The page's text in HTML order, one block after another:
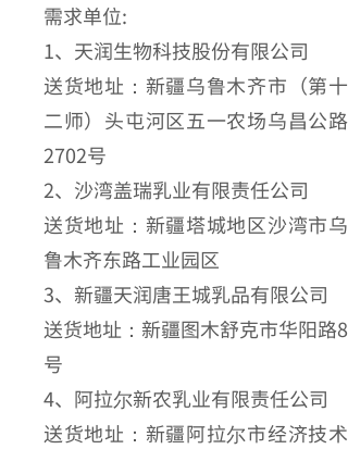
需求单位:
1、天润生物科技股份有限公司
送货地址：新疆乌鲁木齐市（第十
二师）头屯河区五一农场乌昌公路
2702号
2、沙湾盖瑞乳业有限责任公司
送货地址：新疆塔城地区沙湾市乌
鲁木齐东路工业园区
3、新疆天润唐王城乳品有限公司
送货地址：新疆图木舒克市华阳路8
号
4、阿拉尔新农乳业有限责任公司
送货地址：新疆阿拉尔市经济技术